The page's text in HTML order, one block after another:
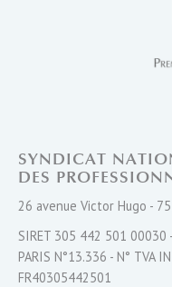
SYNDICAT
DES
26 avenue Victor Hugo -
SIRET 305 442 501 00030 -
PARIS N°13.336 - N° TVA
FR40305442501